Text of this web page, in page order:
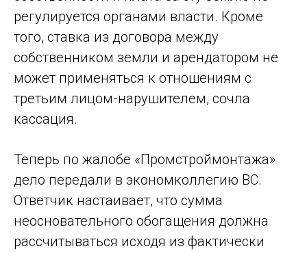
регулируется органами власти. Кроме
того, ставка из договора между
собственником земли и арендатором не
может применяться к отношениям с
третьим лицом-нарушителем, сочла
кассация.
Теперь по жалобе «Промстроймонтажа»
дело передали в экономколлегию ВС.
Ответчик настаивает, что сумма
неосновательного обогащения должна
рассчитываться исходя из фактически